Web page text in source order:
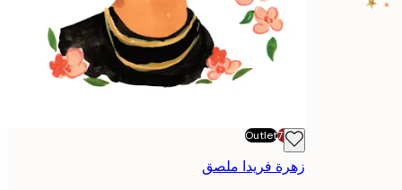
-70%
Outlet
زهرة فريدا ملصق